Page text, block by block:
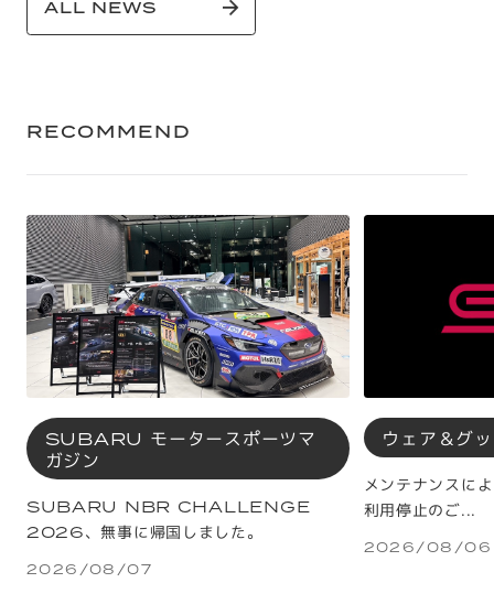
ALL NEWS
RECOMMEND
SUBARU モータースポーツマ
ガジン
SUBARU NBR CHALLENGE
2026、無事に帰国しました。
2026/08/07
ウェア＆グ
メンテナンスに
利用停止のご...
2026/08/06